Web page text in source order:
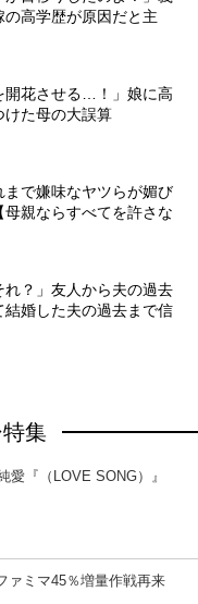
高学歴が原因だと主
開花させる…！」娘に高
けた母の大誤算
で嫌味なヤツらが媚び
親ならすべてを許さな
れ？」友人から夫の過去
婚した夫の過去まで信
集
愛『（LOVE SONG）』
ァミマ45％増量作戦再来